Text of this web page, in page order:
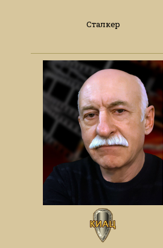
Сталкер